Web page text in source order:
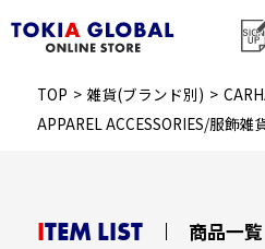
TOP > 雑貨(ブランド別) >
APPAREL ACCESSORIES/服飾雑
ITEM LIST 商品一覧